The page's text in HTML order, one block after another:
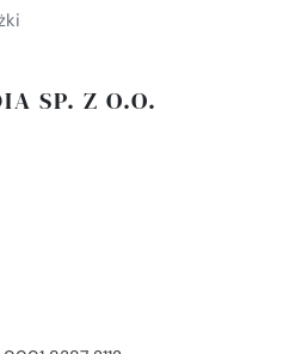
SP. Z O.O.